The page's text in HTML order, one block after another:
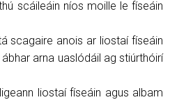
scáileáin níos moille le físeáin
scagaire anois ar liostaí físeáin
arna uaslódáil ag stiúrthóirí
liostaí físeáin agus albam